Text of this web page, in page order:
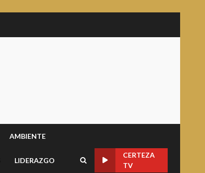
AMBIENTE
LIDERAZGO
CERTEZA
TV